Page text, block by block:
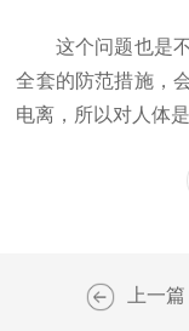
这个问题也是不
全套的防范措施，
电离，所以对人体
上一篇